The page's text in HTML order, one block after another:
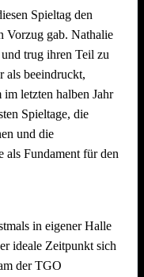
– und hoffen, euch
dürfen!
Spieltag den
Vorzug gab. Nathalie
trug ihren Teil zu
als beeindruckt,
im letzten halben Jahr
Spieltage, die
und die
als Fundament für den
in eigener Halle
ideale Zeitpunkt sich
der TGO